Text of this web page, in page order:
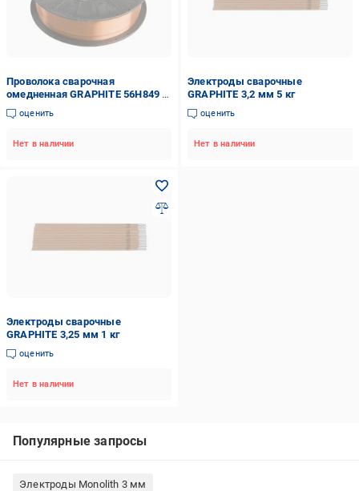
Проволока сварочная
омедненная GRAPHITE 56H849 1
мм 5 кг
оценить
Нет в наличии
Электроды сварочные
GRAPHITE 3,2 мм 5 кг
оценить
Нет в наличии
Электроды сварочные
GRAPHITE 3,25 мм 1 кг
оценить
Нет в наличии
Популярные запросы
Электроды Monolith 3 мм